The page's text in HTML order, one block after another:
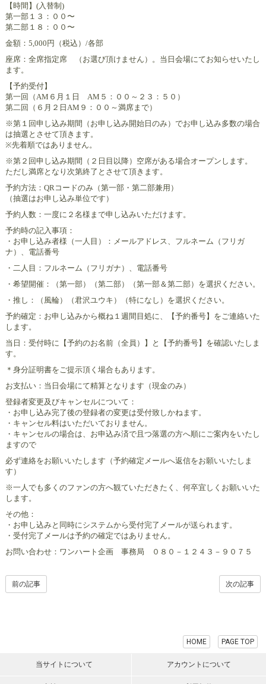
【時間】(入替制)
第一部１３：００〜
第二部１８：００〜
金額：5,000円（税込）/各部
座席：全席指定席 （お選び頂けません）。当日会場にてお知らせいたし
ます。
【予約受付】
第一回（AM６月１日 AM５：００～２３：５０）
第二回（６月２日AM９：００～満席まで）
※第１回申し込み期間（お申し込み開始日のみ）でお申し込み多数の場合
は抽選とさせて頂きます。
※先着順ではありません。
※第２回申し込み期間（２日目以降）空席がある場合オープンします。
ただし満席となり次第終了とさせて頂きます。
予約方法：QRコードのみ（第一部・第二部兼用）
（抽選はお申し込み単位です）
予約人数：一度に２名様まで申し込みいただけます。
予約時の記入事項：
・お申し込み者様（一人目）：メールアドレス、フルネーム（フリガ
ナ）、電話番号
・二人目：フルネーム（フリガナ）、電話番号
・希望開催：（第一部）（第二部）（第一部＆第二部）を選択ください。
・推し：（風輪）（君沢ユウキ）（特になし）を選択ください。
予約確定：お申し込みから概ね１週間目処に、【予約番号】をご連絡いた
します。
当日：受付時に【予約のお名前（全員）】と【予約番号】を確認いたしま
す。
＊身分証明書をご提示頂く場合もあります。
お支払い：当日会場にて精算となります（現金のみ）
登録者変更及びキャンセルについて：
・お申し込み完了後の登録者の変更は受付致しかねます。
・キャンセル料はいただいておりません。
・キャンセルの場合は、お申込み済で且つ落選の方へ順にご案内をいたし
ますので
必ず連絡をお願いいたします（予約確定メールへ返信をお願いいたしま
す）
※一人でも多くのファンの方へ観ていただきたく、何卒宜しくお願いいた
します。
その他：
・お申し込みと同時にシステムから受付完了メールが送られます。
・受付完了メールは予約の確定ではありません。
お問い合わせ：ワンハート企画 事務局 ０８０－１２４３－９０７５
次の記事
前の記事
HOME PAGE TOP
当サイトについて アカウントについて